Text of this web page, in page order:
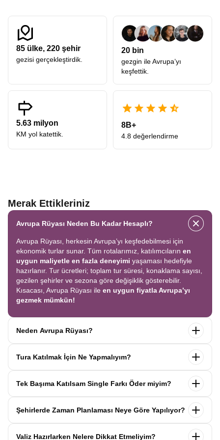
85 ülke, 220 şehir
gezisi gerçekleştirdik.
20 bin
gezgin ile Avrupa’yı
keşfettik.
5.63 milyon
KM yol katettik.
8B+
4.8 değerlendirme
Merak Ettikleriniz
Avrupa Rüyası Neden Bu Kadar Hesaplı?
Avrupa Rüyası, herkesin Avrupa’yı keşfedebilmesi için
ekonomik turlar sunar. Tüm rotalarımız, katılımcıların en
uygun maliyetle en fazla deneyimi yaşaması hedefiyle
hazırlanır. Tur ücretleri; toplam tur süresi, konaklama sayısı,
gezilen şehirler ve sezona göre değişiklik gösterebilir.
Kısacası, Avrupa Rüyası ile en uygun fiyatla Avrupa’yı
gezmek mümkün!
Neden Avrupa Rüyası?
tek seferde birçok
ülkeyikeşfedin! Ekstra tur ücreti yok, tüm geziler fiyata
ile Avrupa’yı en keyifli şekilde yaşayın.
Tura Katılmak İçin Ne Yapmalıyım?
seyahat sözleşmesinionaylayın.İlk taksitiödediğinizde
Tek Başıma Katılsam Single Farkı Öder miyim?
katıldığınızda1000 Euro’ya varan single farkı
Şehirlerde Zaman Planlaması Neye Göre Yapılıyor?
uzman
operasyon birimimiz tarafından önceden test edilip
en
Valiz Hazırlarken Nelere Dikkat Etmeliyim?